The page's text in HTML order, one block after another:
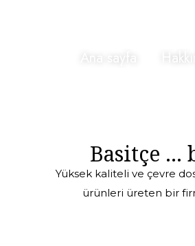
Basitçe ...
Yüksek kaliteli ve çevre
ürünleri üreten bir